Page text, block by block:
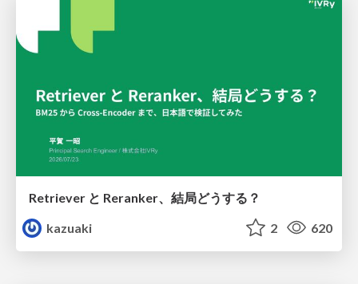
Retriever と Reranker、結局どうする？
kazuaki
2 620